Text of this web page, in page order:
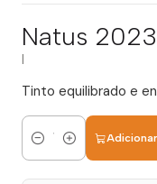
Natus
Tinto equilibrado e
Quantidade